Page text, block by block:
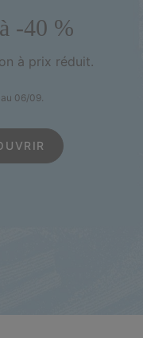
-40 %
à prix réduit.
06/09.